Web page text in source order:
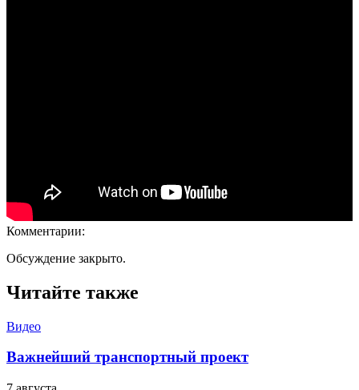
Комментарии:
Обсуждение закрыто.
Читайте также
Видео
Важнейший транспортный проект